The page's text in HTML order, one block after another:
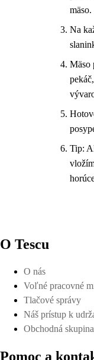
mäso.
Na
Mäso
Tip:
O Tescu
O nás
Voľné pracovné
Tlačové správy
Náš prístup k
Obchodná
Pomoc a